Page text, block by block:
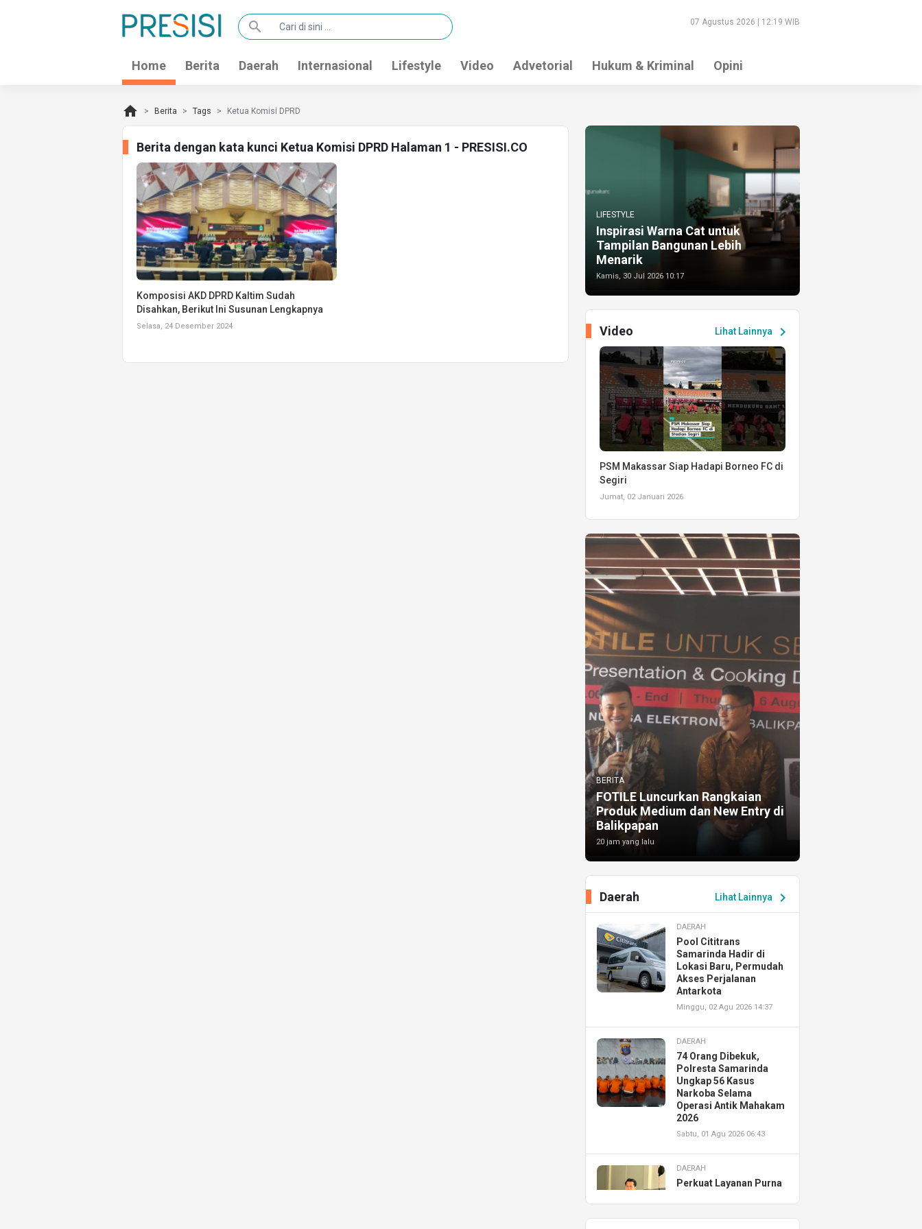
search 07 Agustus 2026 | 12:19 WIB
Home Berita Daerah Internasional Lifestyle Video Advetorial Hukum & Kriminal Opini
home Berita Tags Ketua Komisi DPRD
Berita dengan kata kunci Ketua Komisi DPRD Halaman 1 - PRESISI.CO
Komposisi AKD DPRD Kaltim Sudah
Disahkan, Berikut Ini Susunan Lengkapnya
Selasa, 24 Desember 2024
LIFESTYLE
Inspirasi Warna Cat untuk
Tampilan Bangunan Lebih
Menarik
Kamis, 30 Jul 2026 10:17
Lihat Lainnya chevron_right
Video
PSM Makassar Siap Hadapi Borneo FC di
Segiri
Jumat, 02 Januari 2026
BERITA
FOTILE Luncurkan Rangkaian
Produk Medium dan New Entry di
Balikpapan
20 jam yang lalu
Lihat Lainnya chevron_right
Daerah
DAERAH
Pool Cititrans
Samarinda Hadir di
Lokasi Baru, Permudah
Akses Perjalanan
Antarkota
Minggu, 02 Agu 2026 14:37
DAERAH
74 Orang Dibekuk,
Polresta Samarinda
Ungkap 56 Kasus
Narkoba Selama
Operasi Antik Mahakam
2026
Sabtu, 01 Agu 2026 06:43
DAERAH
Perkuat Layanan Purna
Resmikan AHASS